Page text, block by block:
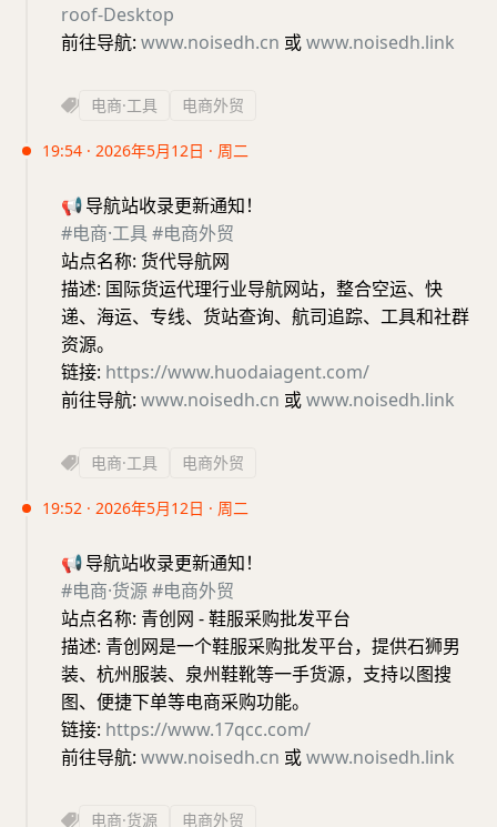
roof-Desktop
前往导航: www.noisedh.cn 或www.noisedh.link
电商·工具 电商外贸
19:54 · 2026年5月12日 · 周二
📢导航站收录更新通知！
#电商·工具#电商外贸
站点名称: 货代导航网
描述: 国际货运代理行业导航网站，整合空运、快
递、海运、专线、货站查询、航司追踪、工具和社群
资源。
链接: https://www.huodaiagent.com/
前往导航: www.noisedh.cn 或www.noisedh.link
电商·工具 电商外贸
19:52 · 2026年5月12日 · 周二
📢导航站收录更新通知！
#电商·货源#电商外贸
站点名称: 青创网 - 鞋服采购批发平台
描述: 青创网是一个鞋服采购批发平台，提供石狮男
装、杭州服装、泉州鞋靴等一手货源，支持以图搜
图、便捷下单等电商采购功能。
链接: https://www.17qcc.com/
前往导航: www.noisedh.cn 或www.noisedh.link
电商·货源 电商外贸